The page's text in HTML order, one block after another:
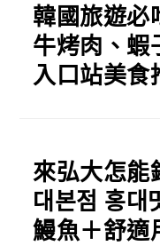
韓國旅遊必
牛烤肉、蝦
入口站美食
來弘大怎能
대본점 홍
鰻魚＋舒適